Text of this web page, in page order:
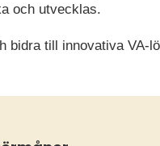
och utvecklas.
bidra till innovativa VA-